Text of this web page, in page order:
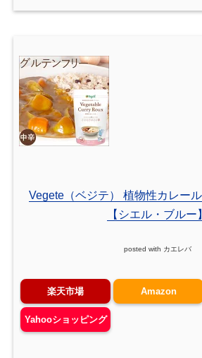
Vegete（ベジテ） 植物性カレール
【シエル・ブルー】
posted with カエレバ
楽天市場 Amazon
Yahooショッピング